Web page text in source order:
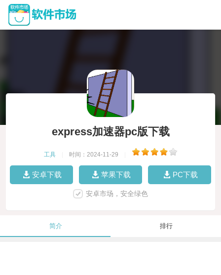
express加速器pc版下载
工具 时间：2024-11-29
安卓下载 苹果下载 PC下载
安卓市场，安全绿色
简介 排行